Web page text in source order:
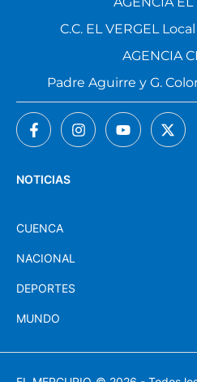
NOTICIAS
CUENCA
NACIONAL
DEPORTES
MUNDO
C.C. EL VERGEL
AGENCIA
Padre Aguirre y G.